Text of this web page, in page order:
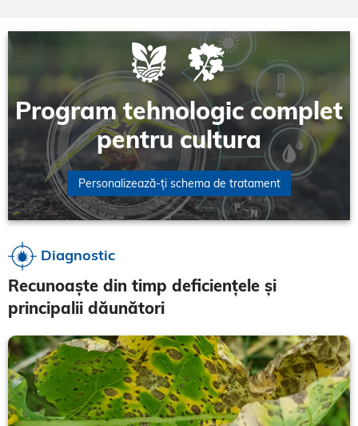
Program tehnologic complet
pentru cultura
Personalizează-ți schema de tratament
Diagnostic
Recunoaște din timp deficiențele și
principalii dăunători